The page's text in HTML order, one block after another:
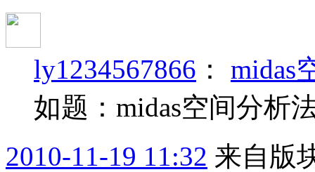
ly1234567866 ： midas
如题：midas空间分析
2010-11-19 11:32 来自版